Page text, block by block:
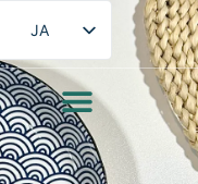
JA
EN
FR
DE
ES